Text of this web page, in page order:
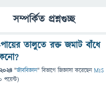
সম্পর্কিত প্রশ্নগুচ্ছ
তালুতে রক্ত জমাট বাঁধে
"জীববিজ্ঞান" বিভাগে জিজ্ঞাসাকরেছেনMIS
পয়েন্ট)